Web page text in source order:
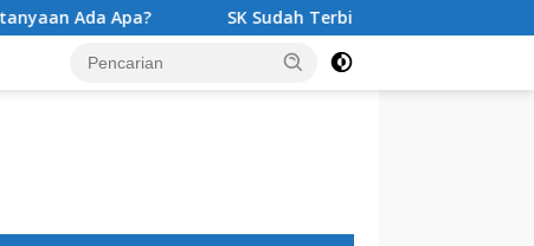
SK Sudah Terbit, Baru Digelar Voting K3S? Agenda